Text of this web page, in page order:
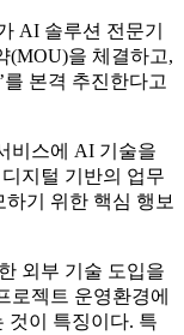
AI 솔루션 전문기
(MOU)을 체결하고,
본격 추진한다고
비스에 AI 기술을
지털 기반의 업무
기 위한 핵심 행보
외부 기술 도입을
로젝트 운영환경에
것이 특징이다. 특